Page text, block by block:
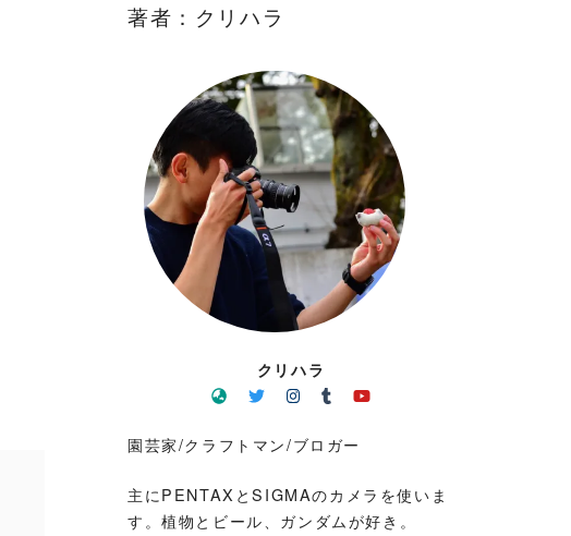
著者：クリハラ
クリハラ
園芸家/クラフトマン/ブロガー
主にPENTAXとSIGMAのカメラを使いま
す。植物とビール、ガンダムが好き。